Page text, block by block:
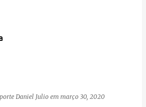
Daniel Julio em março 30, 2020